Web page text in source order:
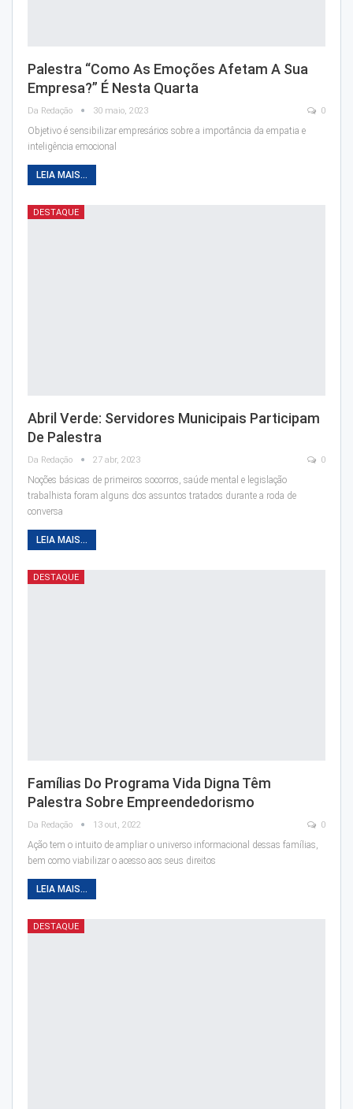
Palestra “Como As Emoções Afetam A Sua
Empresa?” É Nesta Quarta
Da Redação 30 maio, 2023 0
Objetivo é sensibilizar empresários sobre a importância da empatia e
inteligência emocional
LEIA MAIS...
DESTAQUE
Abril Verde: Servidores Municipais Participam
De Palestra
Da Redação 27 abr, 2023 0
Noções básicas de primeiros socorros, saúde mental e legislação
trabalhista foram alguns dos assuntos tratados durante a roda de
conversa
LEIA MAIS...
DESTAQUE
Famílias Do Programa Vida Digna Têm
Palestra Sobre Empreendedorismo
Da Redação 13 out, 2022 0
Ação tem o intuito de ampliar o universo informacional dessas famílias,
bem como viabilizar o acesso aos seus direitos
LEIA MAIS...
DESTAQUE